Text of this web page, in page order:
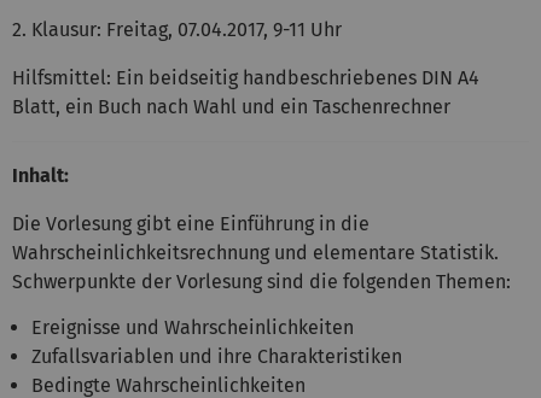
2. Klausur: Freitag, 07.04.2017, 9-11 Uhr
Hilfsmittel: Ein beidseitig handbeschriebenes DIN A4
Blatt, ein Buch nach Wahl und ein Taschenrechner
Inhalt:
Die Vorlesung gibt eine Einführung in die
Wahrscheinlichkeitsrechnung und elementare Statistik.
Schwerpunkte der Vorlesung sind die folgenden Themen:
Ereignisse und Wahrscheinlichkeiten
Zufallsvariablen und ihre Charakteristiken
Bedingte Wahrscheinlichkeiten